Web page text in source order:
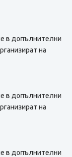
в допълнителни
на
в допълнителни
на
в допълнителни